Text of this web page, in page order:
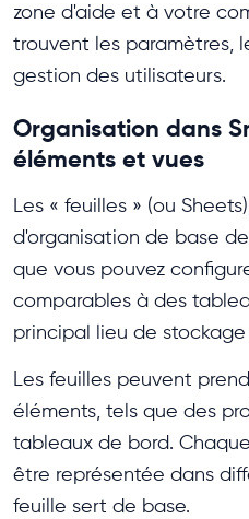
zone d'aide et à votre
trouvent les paramètres,
gestion des utilisateurs.
Organisation dans
éléments et vues
Les « feuilles » (ou
d'organisation de base
que vous pouvez
comparables à des
principal lieu de
Les feuilles peuvent
éléments, tels que des
tableaux de bord.
être représentée dans
feuille sert de base.